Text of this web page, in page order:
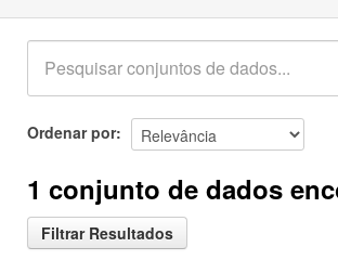
Ordenar por
1 conjunto de dados
Filtrar Resultados